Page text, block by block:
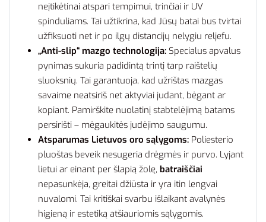
neįtikėtinai atspari tempimui, trinčiai ir UV
spinduliams. Tai užtikrina, kad Jūsų batai bus tvirtai
užfiksuoti net ir po ilgų distancijų nelygiu reljefu.
„Anti-slip“ mazgo technologija: Specialus apvalus
pynimas sukuria padidintą trintį tarp raištelių
sluoksnių. Tai garantuoja, kad užrištas mazgas
savaime neatsiriš net aktyviai judant, bėgant ar
kopiant. Pamirškite nuolatinį stabtelėjimą batams
persirišti – mėgaukitės judėjimo saugumu.
Atsparumas Lietuvos oro sąlygoms: Poliesterio
pluoštas beveik nesugeria drėgmės ir purvo. Lyjant
lietui ar einant per šlapią žolę, batraiščiai
nepasunkėja, greitai džiūsta ir yra itin lengvai
nuvalomi. Tai kritiškai svarbu išlaikant avalynės
higieną ir estetiką atšiauriomis sąlygomis.